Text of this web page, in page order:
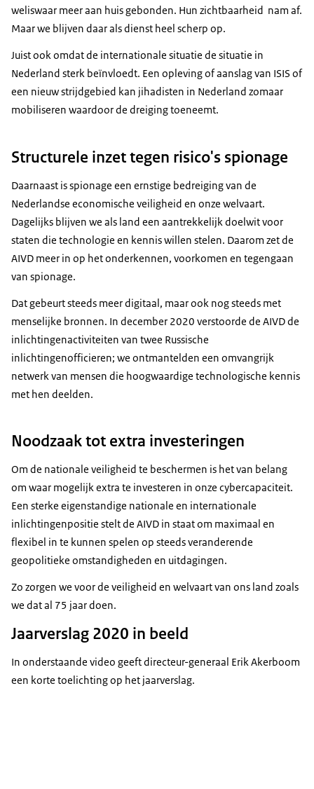
weliswaar meer aan huis gebonden. Hun zichtbaarheid nam af.
Maar we blijven daar als dienst heel scherp op.
Juist ook omdat de internationale situatie de situatie in
Nederland sterk beïnvloedt. Een opleving of aanslag van ISIS of
een nieuw strijdgebied kan jihadisten in Nederland zomaar
mobiliseren waardoor de dreiging toeneemt.
Structurele inzet tegen risico's spionage
Daarnaast is spionage een ernstige bedreiging van de
Nederlandse economische veiligheid en onze welvaart.
Dagelijks blijven we als land een aantrekkelijk doelwit voor
staten die technologie en kennis willen stelen. Daarom zet de
AIVD meer in op het onderkennen, voorkomen en tegengaan
van spionage.
Dat gebeurt steeds meer digitaal, maar ook nog steeds met
menselijke bronnen. In december 2020 verstoorde de AIVD de
inlichtingenactiviteiten van twee Russische
inlichtingenofficieren; we ontmantelden een omvangrijk
netwerk van mensen die hoogwaardige technologische kennis
met hen deelden.
Noodzaak tot extra investeringen
Om de nationale veiligheid te beschermen is het van belang
om waar mogelijk extra te investeren in onze cybercapaciteit.
Een sterke eigenstandige nationale en internationale
inlichtingenpositie stelt de AIVD in staat om maximaal en
flexibel in te kunnen spelen op steeds veranderende
geopolitieke omstandigheden en uitdagingen.
Zo zorgen we voor de veiligheid en welvaart van ons land zoals
we dat al 75 jaar doen.
Jaarverslag 2020 in beeld
In onderstaande video geeft directeur-generaal Erik Akerboom
een korte toelichting op het jaarverslag.